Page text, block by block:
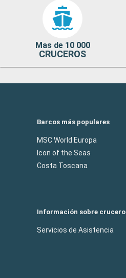
Mas de 10 000
CRUCEROS
Barcos más populares
MSC World Europa
Icon of the Seas
Costa Toscana
Información sobre crucero
Servicios de Asistencia